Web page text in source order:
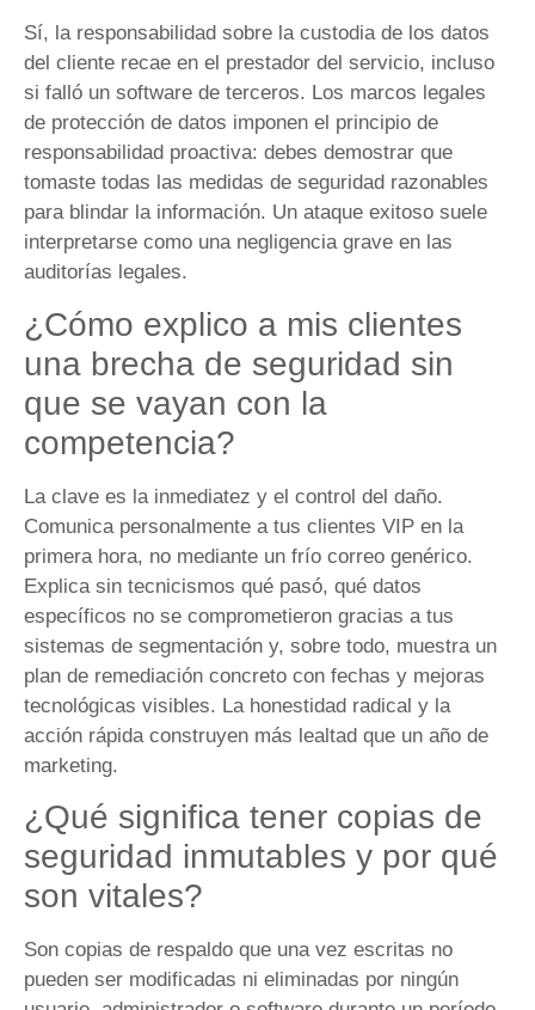
Sí, la responsabilidad sobre la custodia de los datos
del cliente recae en el prestador del servicio, incluso
si falló un software de terceros. Los marcos legales
de protección de datos imponen el principio de
responsabilidad proactiva: debes demostrar que
tomaste todas las medidas de seguridad razonables
para blindar la información. Un ataque exitoso suele
interpretarse como una negligencia grave en las
auditorías legales.
¿Cómo explico a mis clientes
una brecha de seguridad sin
que se vayan con la
competencia?
La clave es la inmediatez y el control del daño.
Comunica personalmente a tus clientes VIP en la
primera hora, no mediante un frío correo genérico.
Explica sin tecnicismos qué pasó, qué datos
específicos no se comprometieron gracias a tus
sistemas de segmentación y, sobre todo, muestra un
plan de remediación concreto con fechas y mejoras
tecnológicas visibles. La honestidad radical y la
acción rápida construyen más lealtad que un año de
marketing.
¿Qué significa tener copias de
seguridad inmutables y por qué
son vitales?
Son copias de respaldo que una vez escritas no
pueden ser modificadas ni eliminadas por ningún